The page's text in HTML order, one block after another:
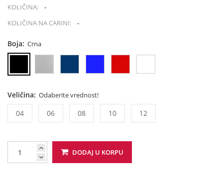
KOLIČINA: -
KOLIČINA NA CARINI: -
Boja: Crna
Veličina: Odaberite vrednost!
04 06 08 10 12
DODAJ U KORPU